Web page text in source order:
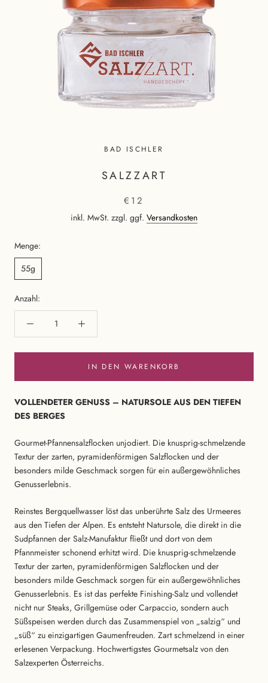
BAD ISCHLER
SALZZART
€12
inkl. MwSt. zzgl. ggf. Versandkosten
Menge:
55g
Anzahl:
IN DEN WARENKORB
VOLLENDETER GENUSS – NATURSOLE AUS DEN TIEFEN
DES BERGES
Gourmet-Pfannensalzflocken unjodiert. Die knusprig-schmelzende
Textur der zarten, pyramidenförmigen Salzflocken und der
besonders milde Geschmack sorgen für ein außergewöhnliches
Genusserlebnis.
Reinstes Bergquellwasser löst das unberührte Salz des Urmeeres
aus den Tiefen der Alpen. Es entsteht Natursole, die direkt in die
Sudpfannen der Salz-Manufaktur fließt und dort von dem
Pfannmeister schonend erhitzt wird. Die knusprig-schmelzende
Textur der zarten, pyramidenförmigen Salzflocken und der
besonders milde Geschmack sorgen für ein außergewöhnliches
Genusserlebnis. Es ist das perfekte Finishing-Salz und vollendet
nicht nur Steaks, Grillgemüse oder Carpaccio, sondern auch
Süßspeisen werden durch das Zusammenspiel von „salzig“ und
„süß“ zu einzigartigen Gaumenfreuden. Zart schmelzend in einer
erlesenen Verpackung. Hochwertigstes Gourmetsalz von den
Salzexperten Österreichs.